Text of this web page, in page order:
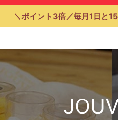
＼ポイント3倍／毎月1日と